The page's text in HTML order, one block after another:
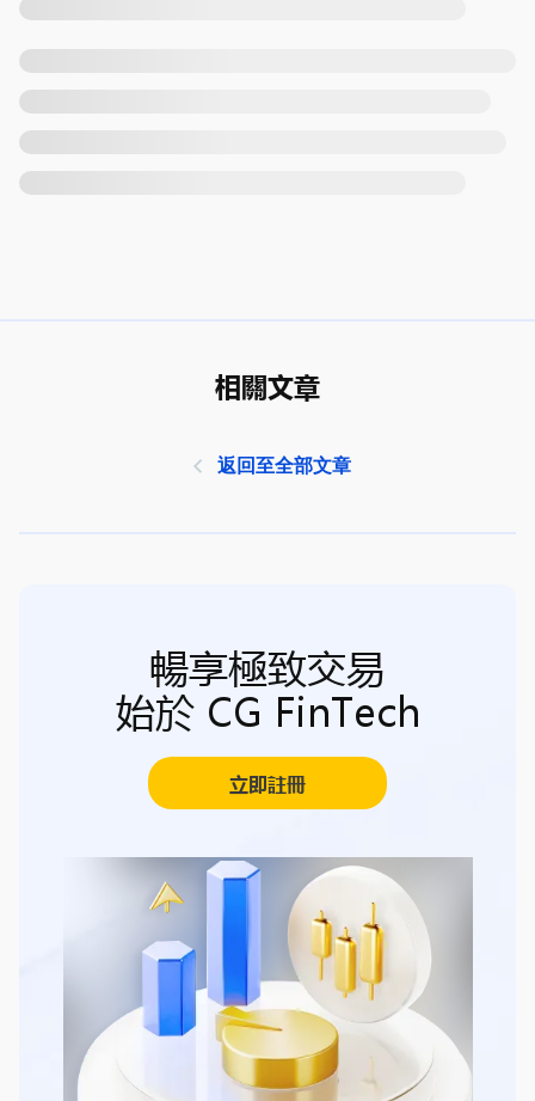
相關文章
返回至全部文章
暢享極致交易
始於 CG FinTech
立即註冊